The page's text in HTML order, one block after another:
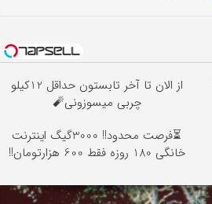
از الان تا آخر تابستون حداقل 12کیلو
چربی میسوزونی🧨
⏳فرصت محدود!! 3000گیگ اینترنت
خانگی 180 روزه فقط 600 هزارتومان!!